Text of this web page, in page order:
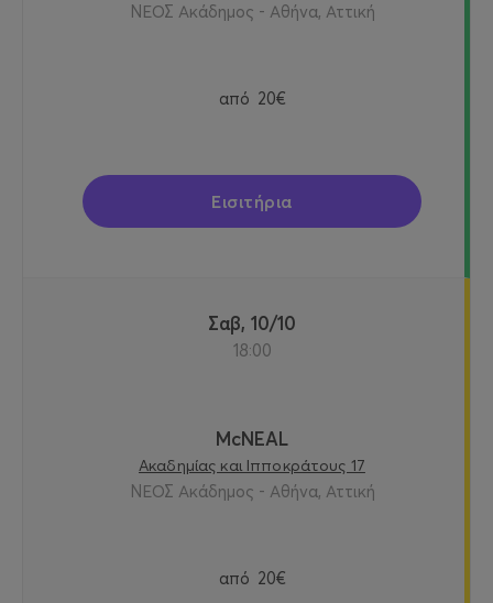
ΝΕΟΣ Ακάδημος - Αθήνα, Αττική
από 20€
Εισιτήρια
Σαβ, 10/10
18:00
McNEAL
Ακαδημίας και Ιπποκράτους 17
ΝΕΟΣ Ακάδημος - Αθήνα, Αττική
από 20€